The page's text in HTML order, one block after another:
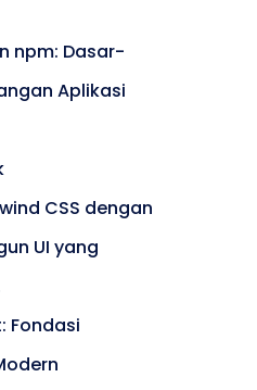
npm: Dasar-
Aplikasi
CSS dengan
UI yang
Fondasi